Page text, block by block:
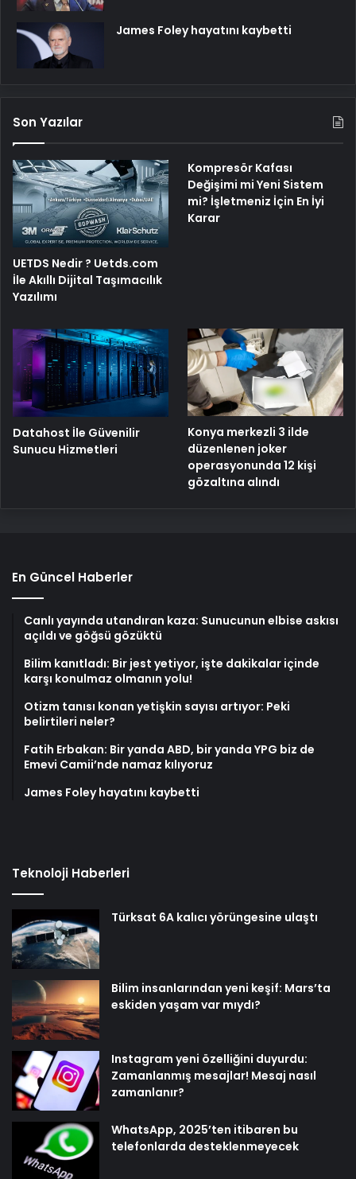
James Foley hayatını kaybetti
Son Yazılar
UETDS Nedir ? Uetds.com
İle Akıllı Dijital Taşımacılık
Yazılımı
Kompresör Kafası
Değişimi mi Yeni Sistem
mi? İşletmeniz İçin En İyi
Karar
Datahost İle Güvenilir
Sunucu Hizmetleri
Konya merkezli 3 ilde
düzenlenen joker
operasyonunda 12 kişi
gözaltına alındı
En Güncel Haberler
Canlı yayında utandıran kaza: Sunucunun elbise askısı
açıldı ve göğsü gözüktü
Bilim kanıtladı: Bir jest yetiyor, işte dakikalar içinde
karşı konulmaz olmanın yolu!
Otizm tanısı konan yetişkin sayısı artıyor: Peki
belirtileri neler?
Fatih Erbakan: Bir yanda ABD, bir yanda YPG biz de
Emevi Camii’nde namaz kılıyoruz
James Foley hayatını kaybetti
Teknoloji Haberleri
Türksat 6A kalıcı yörüngesine ulaştı
Bilim insanlarından yeni keşif: Mars’ta
eskiden yaşam var mıydı?
Instagram yeni özelliğini duyurdu:
Zamanlanmış mesajlar! Mesaj nasıl
zamanlanır?
WhatsApp, 2025’ten itibaren bu
telefonlarda desteklenmeyecek